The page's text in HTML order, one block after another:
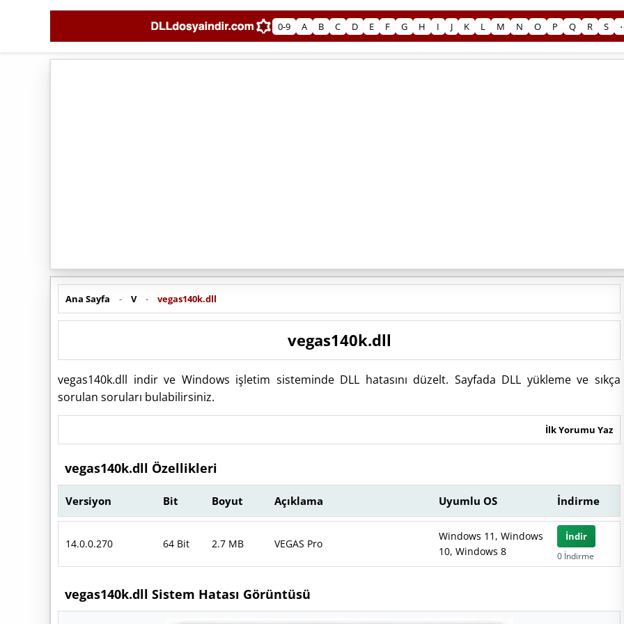
0-9 A B C D E F G H I J K L M N O P Q R S
Ana Sayfa - V - vegas140k.dll
vegas140k.dll
vegas140k.dll indir ve Windows işletim sisteminde DLL hatasını düzelt. Sayfada DLL yükleme ve sıkça
sorulan soruları bulabilirsiniz.
İlk Yorumu Yaz
vegas140k.dll Özellikleri
Versiyon Bit Boyut Açıklama Uyumlu OS İndirme
14.0.0.270 64 Bit 2.7 MB VEGAS Pro
Windows 11, Windows
10, Windows 8
İndir
0 İndirme
vegas140k.dll Sistem Hatası Görüntüsü